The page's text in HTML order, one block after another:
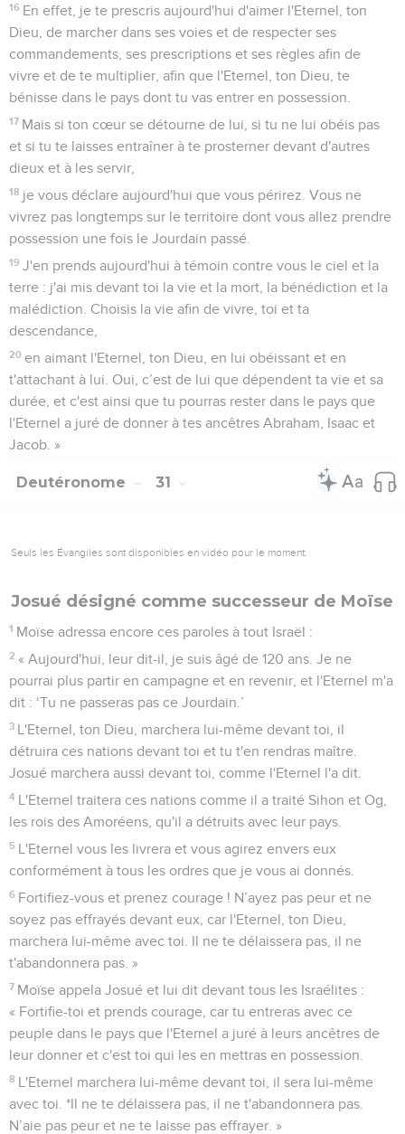
16 En effet, je te prescris aujourd'hui d'aimer l'Eternel, ton
Dieu, de marcher dans ses voies et de respecter ses
commandements, ses prescriptions et ses règles afin de
vivre et de te multiplier, afin que l'Eternel, ton Dieu, te
bénisse dans le pays dont tu vas entrer en possession.
17 Mais si ton cœur se détourne de lui, si tu ne lui obéis pas
et si tu te laisses entraîner à te prosterner devant d'autres
dieux et à les servir,
18 je vous déclare aujourd'hui que vous périrez. Vous ne
vivrez pas longtemps sur le territoire dont vous allez prendre
possession une fois le Jourdain passé.
19 J'en prends aujourd'hui à témoin contre vous le ciel et la
terre : j'ai mis devant toi la vie et la mort, la bénédiction et la
malédiction. Choisis la vie afin de vivre, toi et ta
descendance,
20 en aimant l'Eternel, ton Dieu, en lui obéissant et en
t'attachant à lui. Oui, c’est de lui que dépendent ta vie et sa
durée, et c'est ainsi que tu pourras rester dans le pays que
l'Eternel a juré de donner à tes ancêtres Abraham, Isaac et
Jacob. »
Deutéronome 31
Seuls les Évangiles sont disponibles en vidéo pour le moment.
Josué désigné comme successeur de Moïse
1 Moïse adressa encore ces paroles à tout Israël :
2 « Aujourd'hui, leur dit-il, je suis âgé de 120 ans. Je ne
pourrai plus partir en campagne et en revenir, et l'Eternel m'a
dit : ‘Tu ne passeras pas ce Jourdain.’
3 L'Eternel, ton Dieu, marchera lui-même devant toi, il
détruira ces nations devant toi et tu t'en rendras maître.
Josué marchera aussi devant toi, comme l'Eternel l'a dit.
4 L'Eternel traitera ces nations comme il a traité Sihon et Og,
les rois des Amoréens, qu'il a détruits avec leur pays.
5 L'Eternel vous les livrera et vous agirez envers eux
conformément à tous les ordres que je vous ai donnés.
6 Fortifiez-vous et prenez courage ! N’ayez pas peur et ne
soyez pas effrayés devant eux, car l'Eternel, ton Dieu,
marchera lui-même avec toi. Il ne te délaissera pas, il ne
t'abandonnera pas. »
7 Moïse appela Josué et lui dit devant tous les Israélites :
« Fortifie-toi et prends courage, car tu entreras avec ce
peuple dans le pays que l'Eternel a juré à leurs ancêtres de
leur donner et c'est toi qui les en mettras en possession.
8 L'Eternel marchera lui-même devant toi, il sera lui-même
avec toi. *Il ne te délaissera pas, il ne t'abandonnera pas.
N’aie pas peur et ne te laisse pas effrayer. »